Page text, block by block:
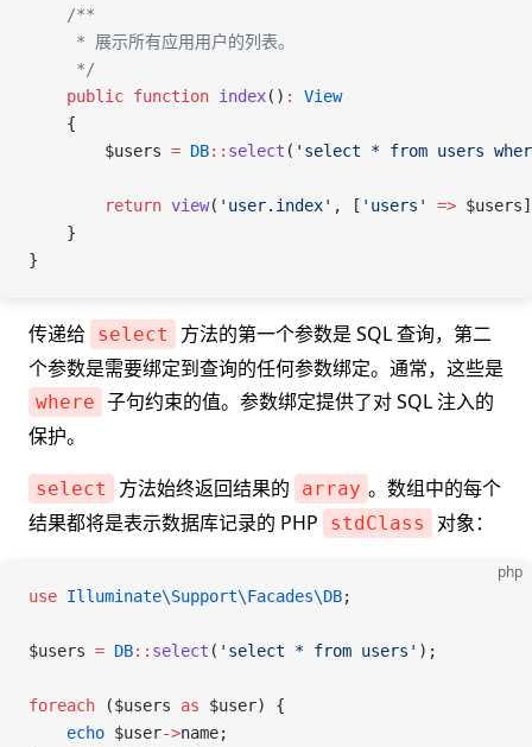
    /**
     * 展示所有应用用户的列表。
     */
    public
function index() :
View
    {
        $users
= DB:: select ( 'select * from users
        return
view( 'user.index' , [ 'users' => $users
    }
}
传递给 select
方法的第一个参数是 SQL 查询，第二
个参数是需要绑定到查询的任何参数绑定。通常，这些是
where 子句约束的值。参数绑定提供了对 SQL 注入的
保护。
select 方法始终返回结果的 array 。数组中的每个
结果都将是表示数据库记录的 PHP
stdClass 对象：
php
use Illuminate\Support\Facades\DB;
$users = DB:: select ( 'select * from users' );
foreach ($users as $user) {
    echo
$user->name;